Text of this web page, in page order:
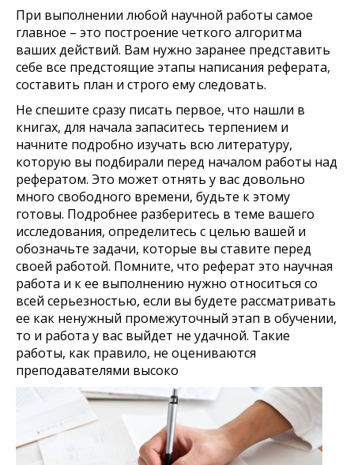
При выполнении любой научной работы самое
главное – это построение четкого алгоритма
ваших действий. Вам нужно заранее представить
себе все предстоящие этапы написания реферата,
составить план и строго ему следовать.
Не спешите сразу писать первое, что нашли в
книгах, для начала запаситесь терпением и
начните подробно изучать всю литературу,
которую вы подбирали перед началом работы над
рефератом. Это может отнять у вас довольно
много свободного времени, будьте к этому
готовы. Подробнее разберитесь в теме вашего
исследования, определитесь с целью вашей и
обозначьте задачи, которые вы ставите перед
своей работой. Помните, что реферат это научная
работа и к ее выполнению нужно относиться со
всей серьезностью, если вы будете рассматривать
ее как ненужный промежуточный этап в обучении,
то и работа у вас выйдет не удачной. Такие
работы, как правило, не оцениваются
преподавателями высоко